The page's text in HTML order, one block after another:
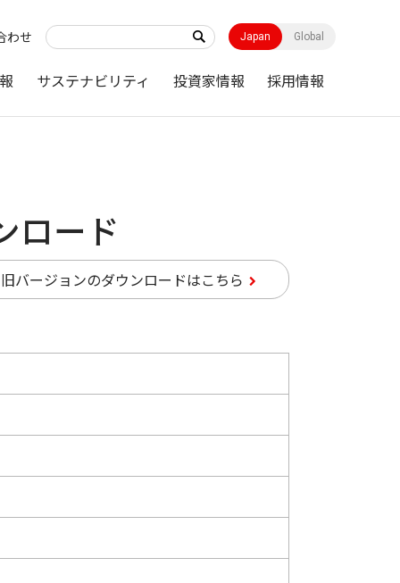
わせ Japan Global
サステナビリティ 投資家情報 採用情報
ロード
旧バージョンのダウンロードはこちら